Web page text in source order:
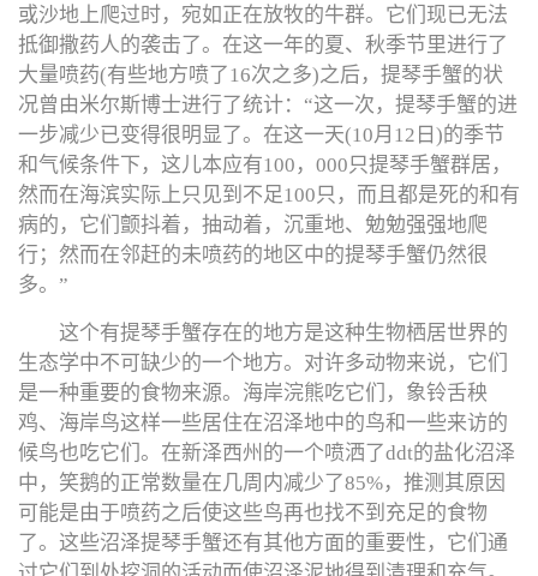
或沙地上爬过时，宛如正在放牧的牛群。它们现已无法
抵御撒药人的袭击了。在这一年的夏、秋季节里进行了
大量喷药(有些地方喷了16次之多)之后，提琴手蟹的状
况曾由米尔斯博士进行了统计：“这一次，提琴手蟹的进
一步减少已变得很明显了。在这一天(10月12日)的季节
和气候条件下，这儿本应有100，000只提琴手蟹群居，
然而在海滨实际上只见到不足100只，而且都是死的和有
病的，它们颤抖着，抽动着，沉重地、勉勉强强地爬
行；然而在邻赶的未喷药的地区中的提琴手蟹仍然很
多。”
这个有提琴手蟹存在的地方是这种生物栖居世界的
生态学中不可缺少的一个地方。对许多动物来说，它们
是一种重要的食物来源。海岸浣熊吃它们，象铃舌秧
鸡、海岸鸟这样一些居住在沼泽地中的鸟和一些来访的
候鸟也吃它们。在新泽西州的一个喷洒了ddt的盐化沼泽
中，笑鹅的正常数量在几周内减少了85%，推测其原因
可能是由于喷药之后使这些鸟再也找不到充足的食物
了。这些沼泽提琴手蟹还有其他方面的重要性，它们通